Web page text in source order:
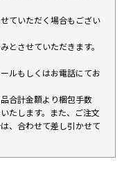
ていただく場合もござい
とさせていただきます。
ルもしくはお電話にてお
合計金額より梱包手数
たします。また、ご注文
、合わせて差し引かせて